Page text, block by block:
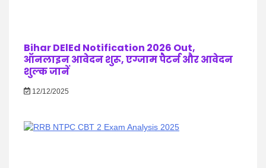
Bihar DElEd Notification 2026 Out,
ऑनलाइन आवेदन शुरू, एग्जाम पैटर्न और आवेदन
शुल्क जानें
12/12/2025